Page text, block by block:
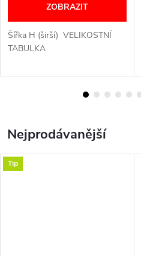
ZOBRAZIT
Šířka H (širší) VELIKOSTNÍ
TABULKA
Nejprodávanější
Tip